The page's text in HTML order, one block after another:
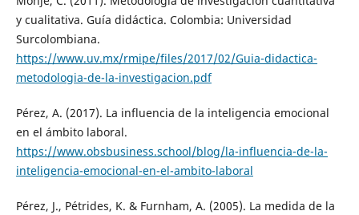
y cualitativa. Guía didáctica. Colombia: Universidad
Surcolombiana.
https://www.uv.mx/rmipe/files/2017/02/Guia-didactica-
metodologia-de-la-investigacion.pdf
Pérez, A. (2017). La influencia de la inteligencia emocional
en el ámbito laboral.
https://www.obsbusiness.school/blog/la-influencia-de-la-
inteligencia-emocional-en-el-ambito-laboral
Pérez, J., Pétrides, K. & Furnham, A. (2005). La medida de la